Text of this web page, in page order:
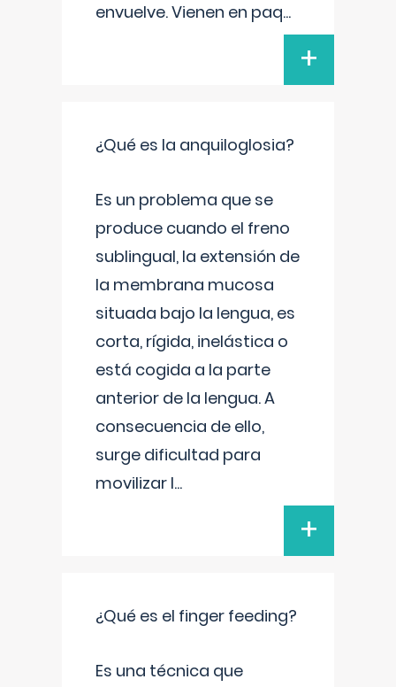
envuelve. Vienen en paq...
+
¿Qué es la anquiloglosia?
Es un problema que se
produce cuando el freno
sublingual, la extensión de
la membrana mucosa
situada bajo la lengua, es
corta, rígida, inelástica o
está cogida a la parte
anterior de la lengua. A
consecuencia de ello,
surge dificultad para
movilizar l...
+
¿Qué es el finger feeding?
Es una técnica que